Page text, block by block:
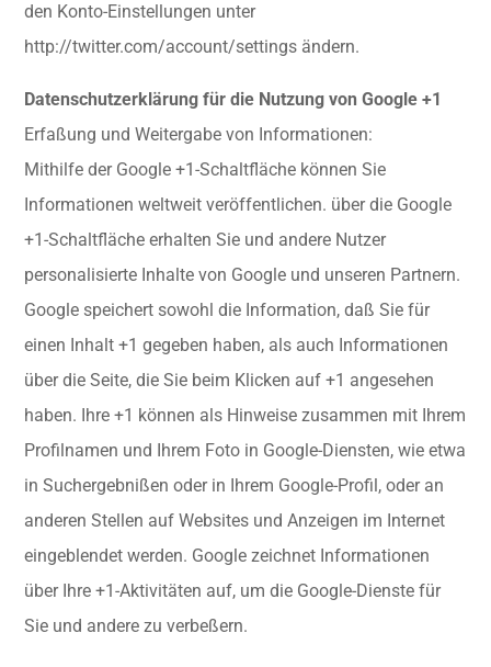
den Konto-Einstellungen unter
http://twitter.com/account/settings ändern.
Datenschutzerklärung für die Nutzung von Google +1
Erfaßung und Weitergabe von Informationen:
Mithilfe der Google +1-Schaltfläche können Sie
Informationen weltweit veröffentlichen. über die Google
+1-Schaltfläche erhalten Sie und andere Nutzer
personalisierte Inhalte von Google und unseren Partnern.
Google speichert sowohl die Information, daß Sie für
einen Inhalt +1 gegeben haben, als auch Informationen
über die Seite, die Sie beim Klicken auf +1 angesehen
haben. Ihre +1 können als Hinweise zusammen mit Ihrem
Profilnamen und Ihrem Foto in Google-Diensten, wie etwa
in Suchergebnißen oder in Ihrem Google-Profil, oder an
anderen Stellen auf Websites und Anzeigen im Internet
eingeblendet werden. Google zeichnet Informationen
über Ihre +1-Aktivitäten auf, um die Google-Dienste für
Sie und andere zu verbeßern.